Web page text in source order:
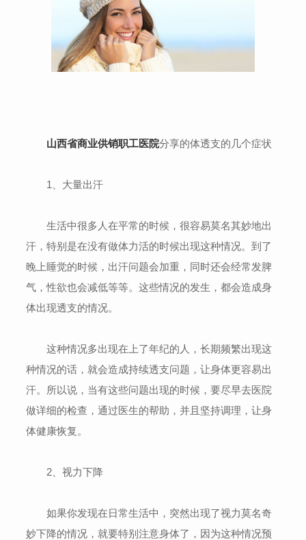
山西省商业供销职工医院分享的体透支的几个症状
1、大量出汗
生活中很多人在平常的时候，很容易莫名其妙地出
汗，特别是在没有做体力活的时候出现这种情况。到了
晚上睡觉的时候，出汗问题会加重，同时还会经常发脾
气，性欲也会减低等等。这些情况的发生，都会造成身
体出现透支的情况。
这种情况多出现在上了年纪的人，长期频繁出现这
种情况的话，就会造成持续透支问题，让身体更容易出
汗。所以说，当有这些问题出现的时候，要尽早去医院
做详细的检查，通过医生的帮助，并且坚持调理，让身
体健康恢复。
2、视力下降
如果你发现在日常生活中，突然出现了视力莫名奇
妙下降的情况，就要特别注意身体了，因为这种情况预